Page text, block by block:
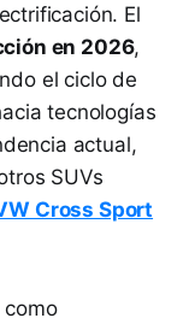
El
en 2026,
el ciclo de
tecnologías
actual,
SUVs
Cross Sport
como